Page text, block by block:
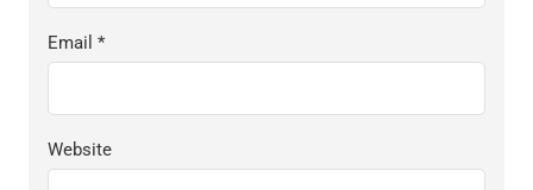
Email *
Website